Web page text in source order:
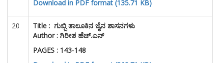
20 Title :ಗುಬ್ಬಿ ತಾಲೂಕಿನ ಜೈನ ಶಾಸನಗಳು
Author : ಗಿರೀಶ ಹೆಚ್.ಎನ್